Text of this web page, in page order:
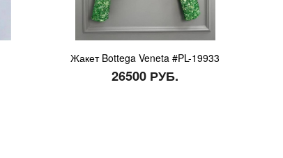
Жакет Bottega Veneta #PL-19933
26500 РУБ.